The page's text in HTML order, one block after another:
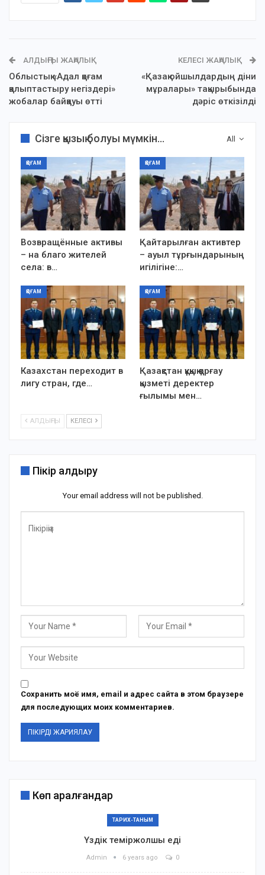
АЛДЫҢҒЫ ЖАҢАЛЫҚ
Облыстық «Адал қоғам
қалыптастыру негіздері»
жобалар байқауы өтті
КЕЛЕСІ ЖАҢАЛЫҚ
«Қазақ ойшылдардың діни
мұралары» тақырыбында
дәріс өткізілді
All
Сізге қызық болуы мүмкін...
ҚОҒАМ
Возвращённые активы
– на благо жителей
села: в…
ҚОҒАМ
Қайтарылған активтер
– ауыл тұрғындарының
игілігіне:…
ҚОҒАМ
Казахстан переходит в
лигу стран, где…
ҚОҒАМ
Қазақстан құқық қорғау
қызметі деректер
ғылымы мен…
АЛДЫҢҒЫ КЕЛЕСІ
Пікір қалдыру
Your email address will not be published.
Сохранить моё имя, email и адрес сайта в этом браузере
для последующих моих комментариев.
Көп қаралғандар
ТАРИХ-ТАНЫМ
Үздік теміржолшы еді
Admin 6 years ago 0